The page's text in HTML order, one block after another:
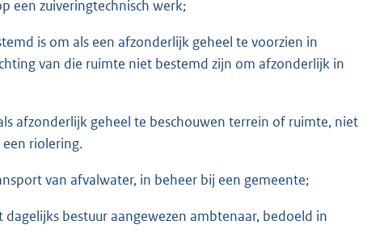
een zuiveringtechnisch werk;
is om als een afzonderlijk geheel te voorzien in
van die ruimte niet bestemd zijn om afzonderlijk in
afzonderlijk geheel te beschouwen terrein of ruimte, niet
riolering.
van afvalwater, in beheer bij een gemeente;
bestuur aangewezen ambtenaar, bedoeld in